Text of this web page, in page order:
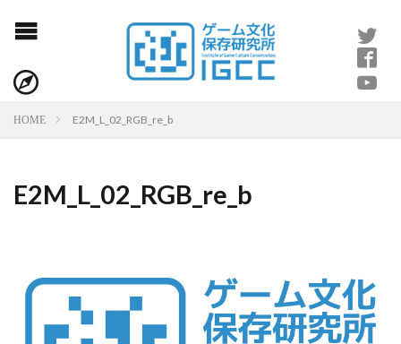
HOME E2M_L_02_RGB_re_b
E2M_L_02_RGB_re_b